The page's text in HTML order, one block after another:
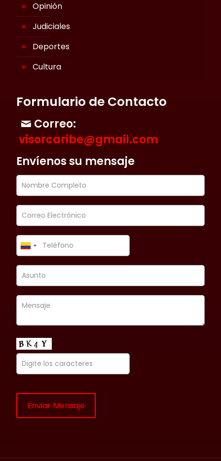
Opinión
Judiciales
Deportes
Cultura
Formulario de Contacto
Correo:
visorcaribe@gmail.com
Envíenos su mensaje